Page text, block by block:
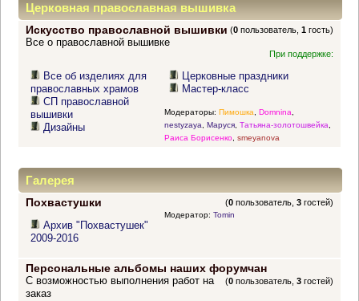
Церковная православная вышивка
Искусство православной вышивки (0 пользователь,1 гость)
Все о православной вышивке
При поддержке:
Все об изделиях для
православных храмов
СП православной
вышивки
Дизайны
Церковные праздники
Мастер-класс
Модераторы: Пимошка Domnina
nestyzaya
Маруся, Татьяна-золотошвейка
Раиса Борисенко, smeyanova
Галерея
Похвастушки (0 пользователь,3 гостей)
Архив "Похвастушек"
2009-2016
Модератор: Tomin
Персональные альбомы наших форумчан
(0 пользователь,3 гостей)
С возможностью выполнения работ на
заказ